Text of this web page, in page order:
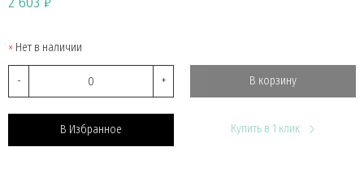
Нет в наличии
- + В корзину
В Избранное Купить в 1 клик